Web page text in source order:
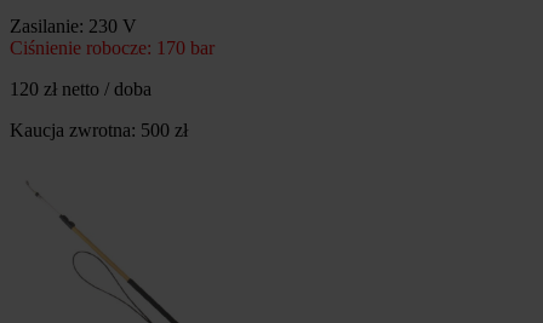
Zasilanie: 230 V
Ciśnienie robocze: 170 bar
120 zł netto / doba
Kaucja zwrotna: 500 zł